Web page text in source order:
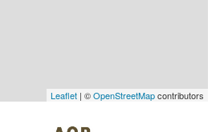
Leaflet | ©OpenStreetMapcontributors